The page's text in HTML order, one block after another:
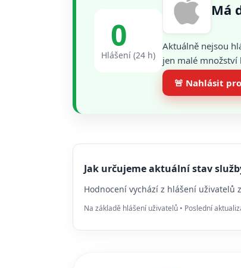
0
Hlášení (24 h)
Má
Aktuálně nejsou
jen malé množství
🚨 Nahlásit
Jak určujeme aktuální stav
Hodnocení vychází z hlášení uživatelů
Na základě hlášení uživatelů • Poslední